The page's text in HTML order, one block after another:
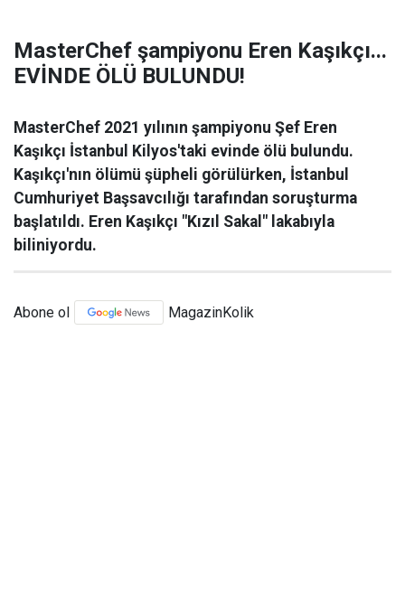
MasterChef şampiyonu Eren Kaşıkçı...
EVİNDE ÖLÜ BULUNDU!
MasterChef 2021 yılının şampiyonu Şef Eren
Kaşıkçı İstanbul Kilyos'taki evinde ölü bulundu.
Kaşıkçı'nın ölümü şüpheli görülürken, İstanbul
Cumhuriyet Başsavcılığı tarafından soruşturma
başlatıldı. Eren Kaşıkçı "Kızıl Sakal" lakabıyla
biliniyordu.
Abone ol MagazinKolik